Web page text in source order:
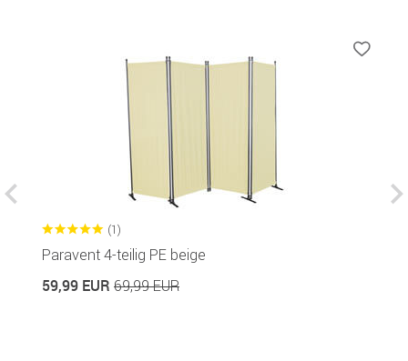
(1)
Paravent 4-teilig PE beige
59,99 EUR 69,99 EUR